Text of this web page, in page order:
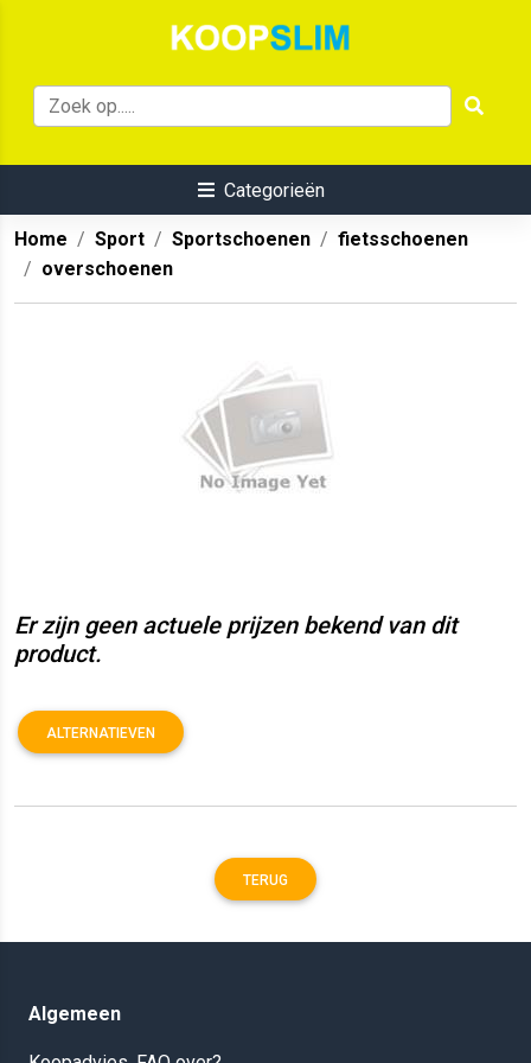
Categorieën
Home Sport Sportschoenen
fietsschoenen
overschoenen
Er zijn geen actuele prijzen bekend van dit
product.
ALTERNATIEVEN
TERUG
Algemeen